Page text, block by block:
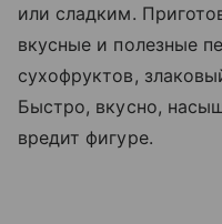
или сладким.
вкусные и полезные
сухофруктов,
Быстро, вкусно,
вредит фигуре.